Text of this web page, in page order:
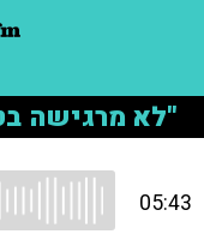
"לא מרגישה
05:43